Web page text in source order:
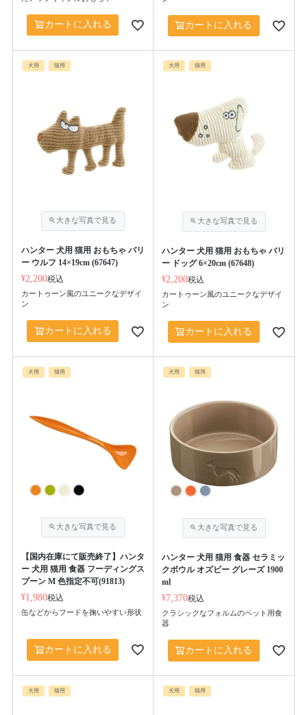
カートに入れる カートに入れる
犬用 猫用
ハンター 犬用 猫用 おもちゃ バリ
ー ウルフ 14×19cm (67647)
¥2,200税込
カートゥーン風のユニークなデザイ
ン
カートに入れる
犬用 猫用
ハンター 犬用 猫用 おもちゃ バリ
ー ドッグ 6×20cm (67648)
¥2,200税込
カートゥーン風のユニークなデザイ
ン
カートに入れる
犬用 猫用
【国内在庫にて販売終了】ハンタ
ー 犬用 猫用 食器 フーディングス
プーン M 色指定不可(91813)
¥1,980税込
缶などからフードを掬いやすい形状
カートに入れる
犬用 猫用
ハンター 犬用 猫用 食器 セラミッ
クボウル オズビー グレーズ 1900
ml
¥7,370税込
クラシックなフォルムのペット用食
器
カートに入れる
犬用 猫用 犬用 猫用